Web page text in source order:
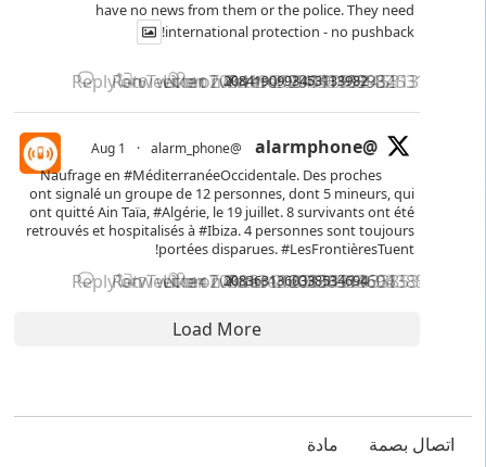
have no news from them or the police. They need
international protection - no pushback!
Reply on Twitter 2084190993453133982
Retweet on Twitter 2084190993453133982
6 Like on Twitter 2084190993453133982
10 X
2084190993453133982
@alarmphone
@alarm_phone
·
1 Aug
Naufrage en #MéditerranéeOccidentale. Des proches
ont signalé un groupe de 12 personnes, dont 5 mineurs, qui
ont quitté Ain Taïa, #Algérie , le 19 juillet. 8 survivants ont été
retrouvés et hospitalisés à#Ibiza. 4 personnes sont toujours
portées disparues.#LesFrontièresTuent
!
Reply on Twitter 2083631360338534694
Retweet on Twitter 2083631360338534694
7 Like on Twitter 2083631360338534694
14 X
2083631360338534694
Load More
اتصال بصمة مادة